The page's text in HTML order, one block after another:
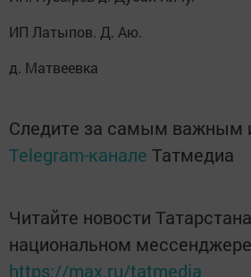
ИП Латыпов. Д. Аю.
д. Матвеевка
Следите за самым важным
Telegram-канале Татмедиа
Читайте новости
национальном
https://max.ru/tatmedia